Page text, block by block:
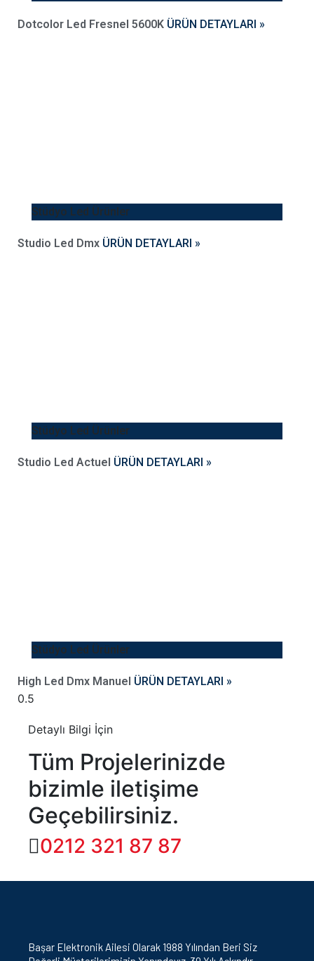
Dotcolor Led Fresnel 5600K ÜRÜN DETAYLARI »
Stüdyo Led Ürünler
Studio Led Dmx ÜRÜN DETAYLARI »
Stüdyo Led Ürünler
Studio Led Actuel ÜRÜN DETAYLARI »
Stüdyo Led Ürünler
High Led Dmx Manuel ÜRÜN DETAYLARI »
Detaylı Bilgi İçin
Tüm Projelerinizde
bizimle iletişime
Geçebilirsiniz.
0212 321 87 87
Başar Elektronik Ailesi Olarak 1988 Yılından Beri Siz